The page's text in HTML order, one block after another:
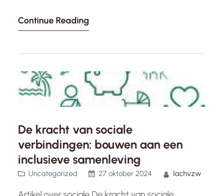
delen van ervaringen. In onze moderne
echter veel breder en dieper geworteld. Sociaal
interacties, maar ook…
Continue Reading
De kracht van sociale
verbindingen: bouwen aan een
inclusieve samenleving
Uncategorized 27 oktober 2024 lachvzw